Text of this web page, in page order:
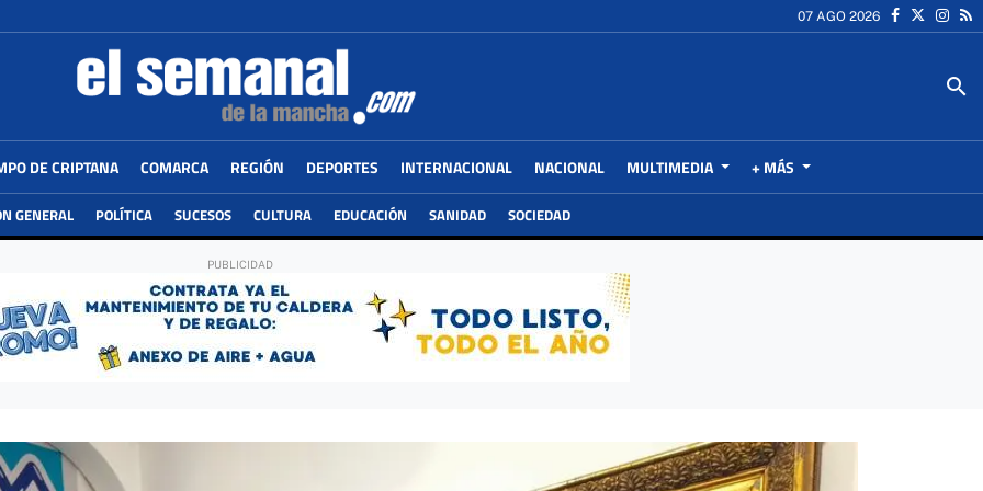
07 AGO 2026
search
DE CRIPTANA COMARCA REGIÓN DEPORTES INTERNACIONAL NACIONAL MULTIMEDIA + MÁS
GENERAL POLÍTICA SUCESOS CULTURA EDUCACIÓN SANIDAD SOCIEDAD